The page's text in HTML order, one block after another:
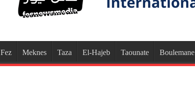
Fez Meknes Taza El-Hajeb Taounate Boulemane